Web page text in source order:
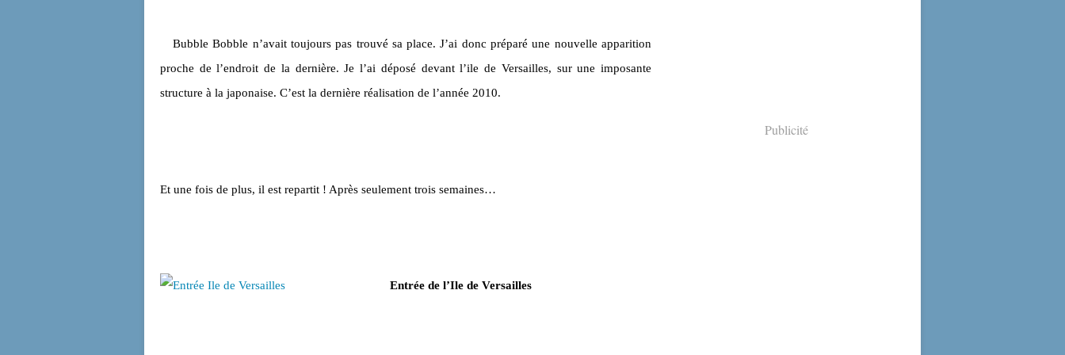
Bubble Bobble n’avait toujours pas trouvé sa place. J’ai donc préparé une nouvelle apparition
proche de l’endroit de la dernière. Je l’ai déposé devant l’ile de Versailles, sur une imposante
structure à la japonaise. C’est la dernière réalisation de l’année 2010.
Et une fois de plus, il est repartit ! Après seulement trois semaines…
Entrée de l’Ile de Versailles
Publicité